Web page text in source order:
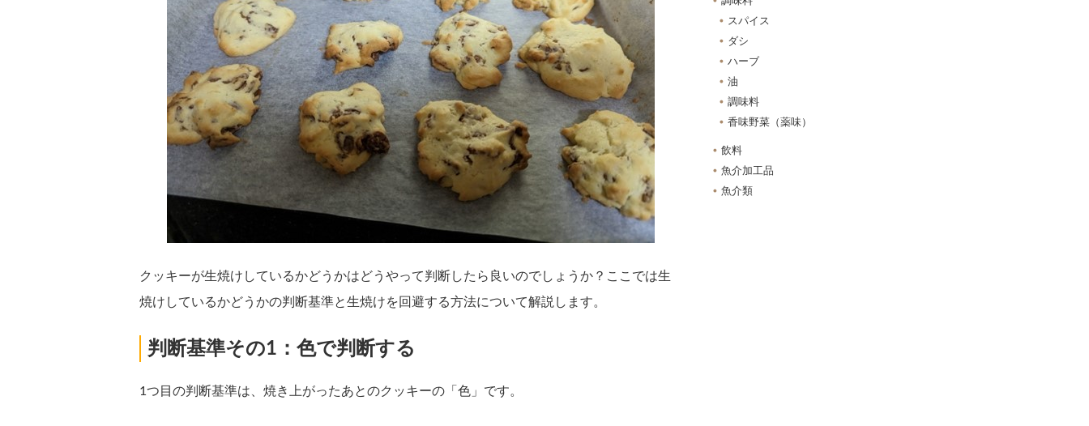
クッキーが生焼けしているかどうかはどうやって判断したら良いのでしょうか？ここでは生
焼けしているかどうかの判断基準と生焼けを回避する方法について解説します。
判断基準その1：色で判断する
1つ目の判断基準は、焼き上がったあとのクッキーの「色」です。
スパイス
ダシ
ハーブ
油
調味料
香味野菜（薬味）
飲料
魚介加工品
魚介類